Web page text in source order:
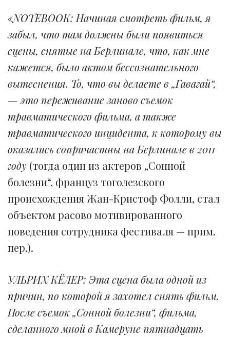
«NOTEBOOK: Начиная смотреть фильм, я
забыл, что там должны были появиться
сцены, снятые на Берлинале, что, как мне
кажется, было актом бессознательного
вытеснения. То, что вы делаете в „Гавагай“,
— это переживание заново съемок
травматического фильма, а также
травматического инцидента, к которому вы
оказались сопричастны на Берлинале в 2011
году (тогда один из актеров „Сонной
болезни“, француз тоголезского
происхождения Жан-Кристоф Фолли, стал
объектом расово мотивированного
поведения сотрудника фестиваля — прим.
пер.).
УЛЬРИХ КЁЛЕР: Эта сцена была одной из
причин, по которой я захотел снять фильм.
После съемок „Сонной болезни“, фильма,
сделанного мной в Камеруне пятнадцать